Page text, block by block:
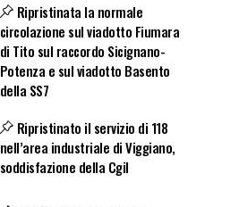
Ripristinata la normale
circolazione sul viadotto Fiumara
di Tito sul raccordo Sicignano-
Potenza e sul viadotto Basento
della SS7
Ripristinato il servizio di 118
nell’area industriale di Viggiano,
soddisfazione della Cgil